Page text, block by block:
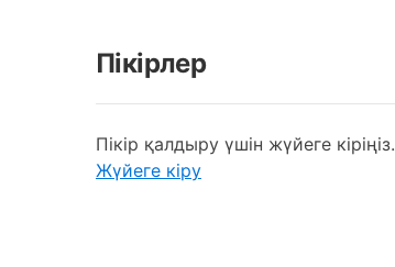
Пікірлер
Пікір қалдыру үшін жүйеге кіріңіз.
Жүйеге кіру